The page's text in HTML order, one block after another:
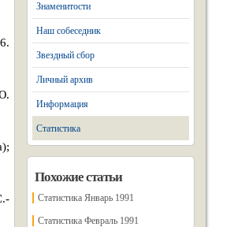
Знаменитости
Наш собеседник
Звездный сбор
Личный архив
Информация
Статистика
Похожие статьи
Статистика Январь 1991
Статистика Февраль 1991